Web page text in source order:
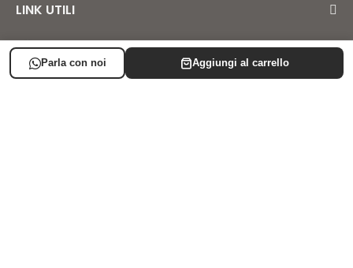
LINK UTILI
LISTA NASCITA